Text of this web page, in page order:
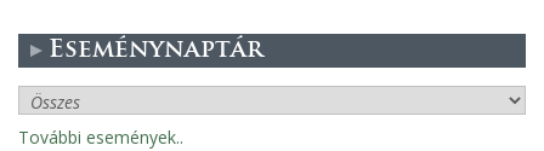
Eseménynaptár
További események..